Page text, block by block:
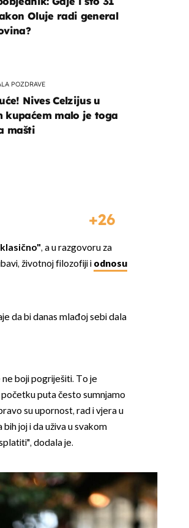
Oluje radi general
POZDRAVE
Nives Celzijus u
kupaćem malo je toga
mašti
26
, a u razgovoru za
životnoj filozofiji i odnosu
da bi danas mlađoj sebi dala
ne boji pogriješiti. To je
puta često sumnjamo
su upornost, rad i vjera u
joj i da uživa u svakom
dodala je.
OMOGUĆI OBAVIJESTI